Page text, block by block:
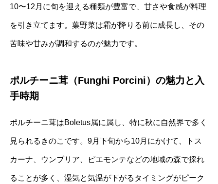
10〜12月に旬を迎える種類が豊富で、甘さや食感が料理
を引き立てます。葉野菜は霜が降りる前に成長し、その
苦味や甘みが調和するのが魅力です。
ポルチーニ茸（Funghi Porcini）の魅力と入
手時期
ポルチーニ茸はBoletus属に属し、特に秋に自然界で多く
見られるきのこです。9月下旬から10月にかけて、トス
カーナ、ウンブリア、ピエモンテなどの地域の森で採れ
ることが多く、湿気と気温が下がるタイミングがピーク